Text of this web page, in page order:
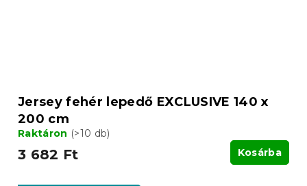
Jersey fehér lepedő EXCLUSIVE 140 x
200 cm
Raktáron (>10 db)
3 682 Ft Kosárba